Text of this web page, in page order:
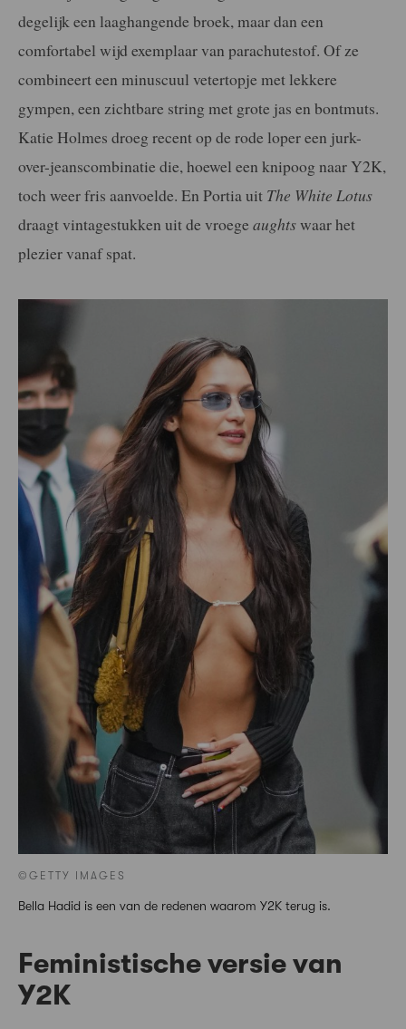
degelijk een laaghangende broek, maar dan een
comfortabel wijd exemplaar van parachutestof. Of ze
combineert een minuscuul vetertopje met lekkere
gympen, een zichtbare string met grote jas en bontmuts.
Katie Holmes droeg recent op de rode loper een jurk-
over-jeanscombinatie die, hoewel een knipoog naar Y2K,
toch weer fris aanvoelde. En Portia uit The White Lotus
draagt vintagestukken uit de vroege aughtswaar het
plezier vanaf spat.
©GETTY IMAGES
Bella Hadid is een van de redenen waarom Y2K terug is.
Feministische versie van
Y2K